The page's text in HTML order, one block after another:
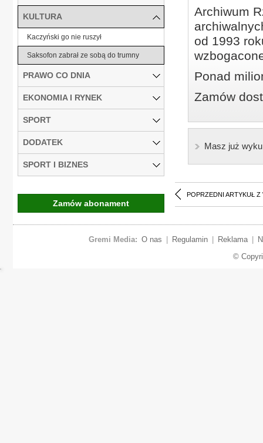
Archiwum
od 1993
Ponad
Zamów
Masz już
POPRZEDNI ARTYKUŁ Z
KULTURA
Kaczyński go nie ruszył
Saksofon zabrał ze sobą do trumny
PRAWO CO DNIA
EKONOMIA I RYNEK
SPORT
DODATEK
SPORT I BIZNES
Zamów abonament
Gremi Media: O nas Regulamin Reklama
©